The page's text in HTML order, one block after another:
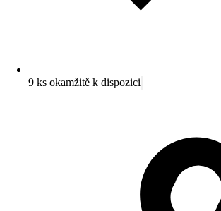
9 ks okamžitě k dispozici